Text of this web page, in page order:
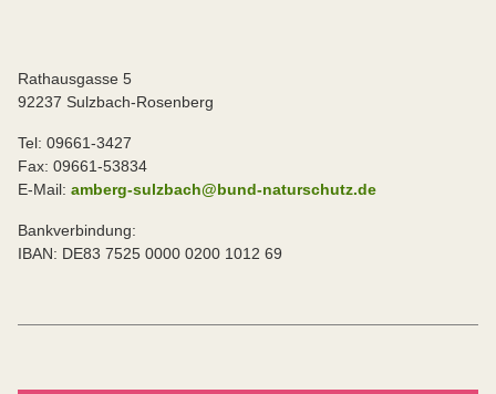
Rathausgasse 5
92237 Sulzbach-Rosenberg
Tel: 09661-3427
Fax: 09661-53834
E-Mail: amberg-sulzbach@bund-naturschutz.de
Bankverbindung:
IBAN: DE83 7525 0000 0200 1012 69